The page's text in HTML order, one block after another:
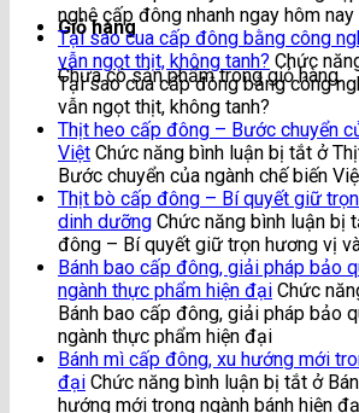
Giỏ hàng
Chưa có sản phẩm trong giỏ hàng.
nghệ cấp đông nhanh ngay hôm nay
Tại sao cua cấp đông bằng công
vẫn ngọt thịt, không tanh? Chức
Tại sao cua cấp đông bằng công
vẫn ngọt thịt, không tanh?
Thịt heo cấp đông – Bước chuyển
Việt Chức năng bình luận bị tắt ở
Bước chuyển của ngành chế biến
Thịt bò cấp đông – Bí quyết giữ
dinh dưỡng Chức năng bình luận bị
đông – Bí quyết giữ trọn hương vị
Bánh bao cấp đông, giải pháp bảo
ngành thực phẩm hiện đại Chức
Bánh bao cấp đông, giải pháp bảo
ngành thực phẩm hiện đại
Bánh mì cấp đông, xu hướng mới
đại Chức năng bình luận bị tắt ở
hướng mới trong ngành bánh hiện